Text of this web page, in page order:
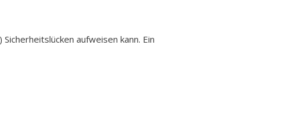
aufweisen kann. Ein